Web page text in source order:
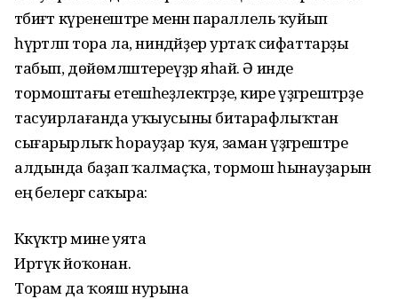
тәбиғәт күренештәре менән параллель ҡуйып
һүрәтләп тора ла, ниндәйҙер уртаҡ сифаттарҙы
табып, дөйөмләштереүҙәр яһай. Ә инде
тормоштағы етешһеҙлектәрҙе, кире үҙгәрештәрҙе
тасуирлағанда уҡыусыны битарафлыҡтан
сығарырлыҡ һорауҙар ҡуя, заман үҙгәрештәре
алдында баҙап ҡалмаҫҡа, тормош һынауҙарын
еңә белергә саҡыра:
Кәкүктәр мине уята
Иртүк йоҡонан.
Торам да ҡояш нурына